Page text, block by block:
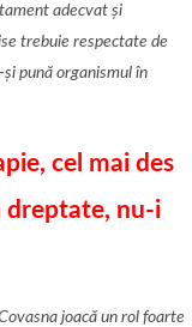
adecvat și
trebuie respectate de
pună organismul în
cel mai des
dreptate, nu-i
joacă un rol foarte